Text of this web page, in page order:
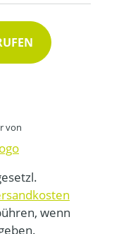
von
wenn